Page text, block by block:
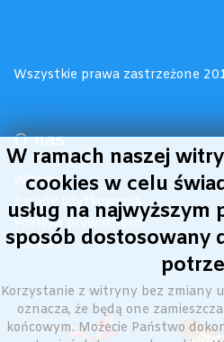
W ramach naszej
cookies w celu
usług na
sposób dostosowany
Korzystanie z witryny bez zmiany
oznacza, że będą one
końcowym. Możecie Państwo
Wszystkie prawa zastrzeżone
O nas
Witamy!
Zasady użytkowania
Polityka prywatności
Cookies